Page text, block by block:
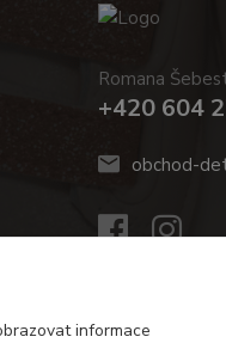
Romana
+420 604
obchod-
informace